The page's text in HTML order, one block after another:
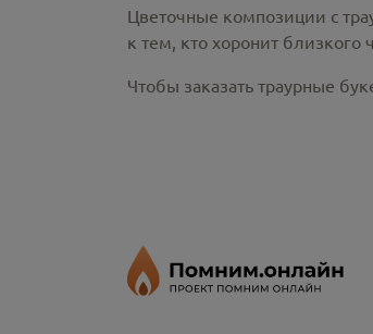
Цветочные композиции с
к тем, кто хоронит близкого
Чтобы заказать траурные